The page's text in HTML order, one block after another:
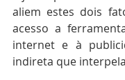
aliem estes dois
acesso a
internet e à
indireta que